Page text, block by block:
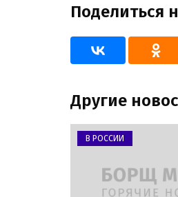
Поделиться
Другие
В РОССИИ